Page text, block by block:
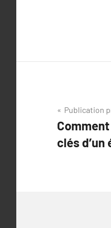
de
l’article
Publication
clés